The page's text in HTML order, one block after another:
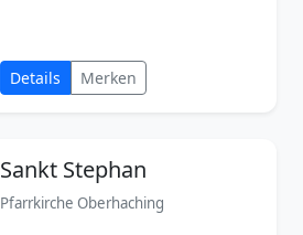
Details Merken
Sankt Stephan
Pfarrkirche Oberhaching